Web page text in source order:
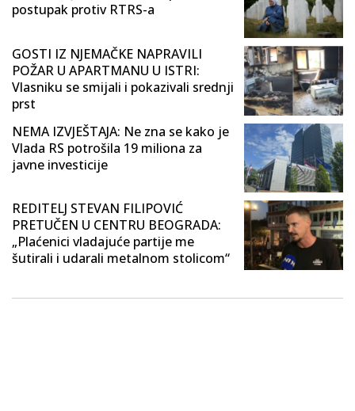
postupak protiv RTRS-a
GOSTI IZ NJEMAČKE NAPRAVILI
POŽAR U APARTMANU U ISTRI:
Vlasniku se smijali i pokazivali srednji
prst
NEMA IZVJEŠTAJA: Ne zna se kako je
Vlada RS potrošila 19 miliona za
javne investicije
REDITELJ STEVAN FILIPOVIĆ
PRETUČEN U CENTRU BEOGRADA:
„Plaćenici vladajuće partije me
šutirali i udarali metalnom stolicom“